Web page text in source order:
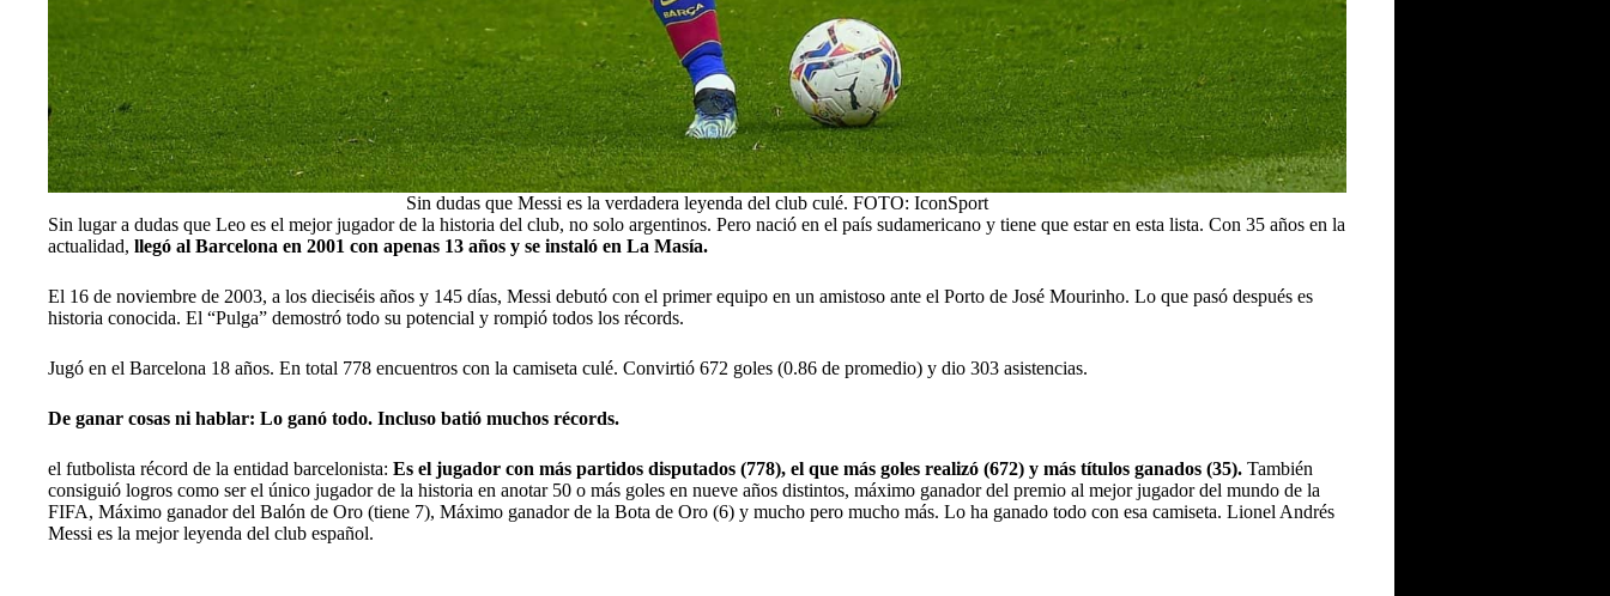
Sin dudas que Messi es la verdadera leyenda del club culé. FOTO: IconSport
Sin lugar a dudas que Leo es el mejor jugador de la historia del club, no solo argentinos. Pero nació en el país sudamericano y tiene que estar en esta lista. Con 35 años en la
actualidad, llegó al Barcelona en 2001 con apenas 13 años y se instaló en La Masía.
El 16 de noviembre de 2003, a los dieciséis años y 145 días,​ Messi debutó con el primer equipo en un amistoso ante el Porto de José Mourinho. Lo que pasó después es
historia conocida. El “Pulga” demostró todo su potencial y rompió todos los récords.
Jugó en el Barcelona 18 años. En total 778 encuentros con la camiseta culé. Convirtió 672 goles (0.86 de promedio) y dio 303 asistencias.
De ganar cosas ni hablar: Lo ganó todo. Incluso batió muchos récords.
el futbolista récord de la entidad barcelonista: Es el jugador con más partidos disputados (778), el que más goles realizó (672) y más títulos ganados (35). También
consiguió logros como ser el único jugador de la historia en anotar 50 o más goles en nueve años distintos, máximo ganador del premio al mejor jugador del mundo de la
FIFA, Máximo ganador del Balón de Oro (tiene 7), Máximo ganador de la Bota de Oro (6) y mucho pero mucho más. Lo ha ganado todo con esa camiseta. Lionel Andrés
Messi es la mejor leyenda del club español.